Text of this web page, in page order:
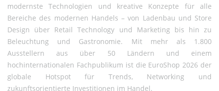
modernste Technologien und kreative Konzepte für alle
Bereiche des modernen Handels – von Ladenbau und Store
Design über Retail Technology und Marketing bis hin zu
Beleuchtung und Gastronomie. Mit mehr als 1.800
Ausstellern aus über 50 Ländern und einem
hochinternationalen Fachpublikum ist die EuroShop 2026 der
globale Hotspot für Trends, Networking und
zukunftsorientierte Investitionen im Handel.